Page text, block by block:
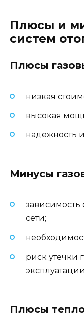
Плюсы и
систем
Плюсы
низкая
высокая
надежность
Минусы
зависимость
сети;
риск утечки
Плюсы